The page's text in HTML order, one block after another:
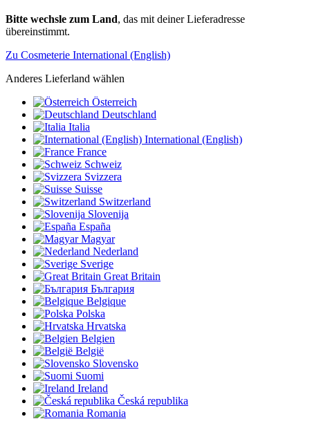
Bitte wechsle zum Land, das mit deiner Lieferadresse
übereinstimmt.
Zu Cosmeterie International (English)
Anderes Lieferland wählen
Österreich
Deutschland
Italia
International (English)
France
Schweiz
Svizzera
Suisse
Switzerland
Slovenija
España
Magyar
Nederland
Sverige
Great Britain
България
Belgique
Polska
Hrvatska
Belgien
België
Slovensko
Suomi
Ireland
Česká republika
Romania